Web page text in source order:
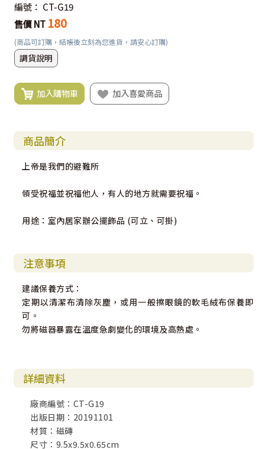
編號： CT-G19
售價 NT 180
(商品可訂購，結帳後立刻為您進貨，請安心訂購)
調貨說明
加入購物車 加入喜愛商品
商品簡介
上帝是我們的避難所
領受祝福並祝福他人，有人的地方就需要祝福。
用途：室內居家辦公擺飾品 (可立、可掛)
注意事項
建議保養方式：
定期以清潔布清除灰塵，或用一般擦眼鏡的軟毛絨布保養即
可。
勿將磁器暴露在溫度急劇變化的環境及高熱處。
詳細資料
廠商編號：CT-G19
出版日期：20191101
材質：磁磚
尺寸：9.5x9.5x0.65cm